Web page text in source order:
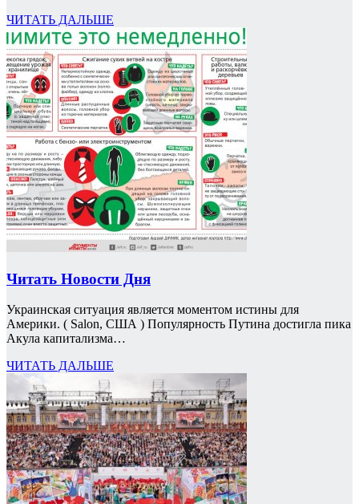
ЧИТАТЬ ДАЛЬШЕ
Читать Новости Дня
Украинская ситуация является моментом истины для
Америки. ( Salon, США ) Популярность Путина достигла пика
Акула капитализма…
ЧИТАТЬ ДАЛЬШЕ